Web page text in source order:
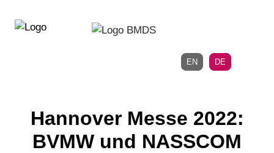
zum
EN DE
Hannover Messe 2022:
BVMW und NASSCOM